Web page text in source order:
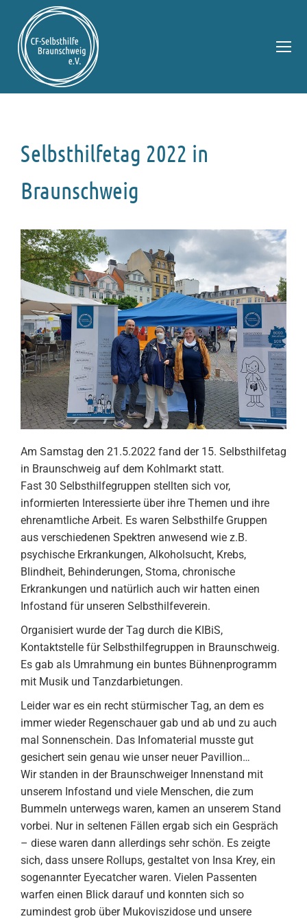
Selbsthilfetag 2022 in
Braunschweig
Am Samstag den 21.5.2022 fand der 15. Selbsthilfetag
in Braunschweig auf dem Kohlmarkt statt.
Fast 30 Selbsthilfegruppen stellten sich vor,
informierten Interessierte über ihre Themen und ihre
ehrenamtliche Arbeit. Es waren Selbsthilfe Gruppen
aus verschiedenen Spektren anwesend wie z.B.
psychische Erkrankungen, Alkoholsucht, Krebs,
Blindheit, Behinderungen, Stoma, chronische
Erkrankungen und natürlich auch wir hatten einen
Infostand für unseren Selbsthilfeverein.
Organisiert wurde der Tag durch die KIBiS,
Kontaktstelle für Selbsthilfegruppen in Braunschweig.
Es gab als Umrahmung ein buntes Bühnenprogramm
mit Musik und Tanzdarbietungen.
Leider war es ein recht stürmischer Tag, an dem es
immer wieder Regenschauer gab und ab und zu auch
mal Sonnenschein. Das Infomaterial musste gut
gesichert sein genau wie unser neuer Pavillion…
Wir standen in der Braunschweiger Innenstand mit
unserem Infostand und viele Menschen, die zum
Bummeln unterwegs waren, kamen an unserem Stand
vorbei. Nur in seltenen Fällen ergab sich ein Gespräch
– diese waren dann allerdings sehr schön. Es zeigte
sich, dass unsere Rollups, gestaltet von Insa Krey, ein
sogenannter Eyecatcher waren. Vielen Passenten
warfen einen Blick darauf und konnten sich so
zumindest grob über Mukoviszidose und unsere